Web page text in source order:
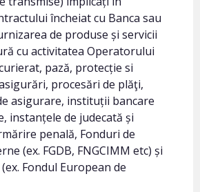
încheiat cu Banca sau
de produse și servicii
cu activitatea Operatorului
pază, protecție si
procesări de plăţi,
asigurare, instituții bancare
instanțele de judecată și
penală, Fonduri de
(ex. FGDB, FNGCIMM etc) și
Fondul European de